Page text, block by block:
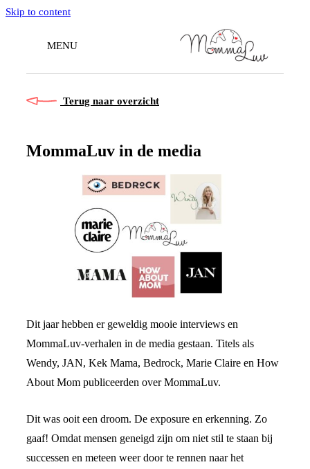
Skip to content
MENU
Terug naar overzicht
MommaLuv in de media
Dit jaar hebben er geweldig mooie interviews en
MommaLuv-verhalen in de media gestaan. Titels als
Wendy, JAN, Kek Mama, Bedrock, Marie Claire en How
About Mom publiceerden over MommaLuv.
Dit was ooit een droom. De exposure en erkenning. Zo
gaaf! Omdat mensen geneigd zijn om niet stil te staan bij
successen en meteen weer door te rennen naar het